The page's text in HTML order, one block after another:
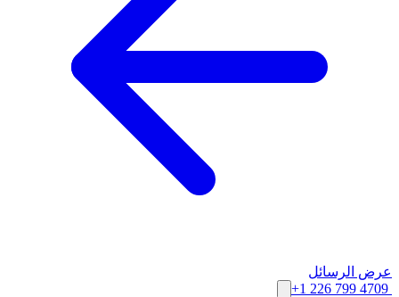
عرض الرسائل
+1 226 799 4709